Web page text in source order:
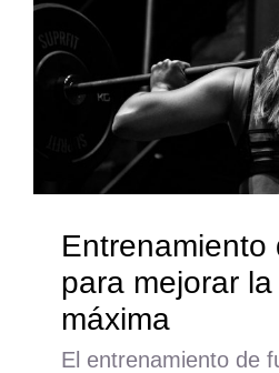
Entrenamiento
para mejorar
máxima
El entrenamiento de